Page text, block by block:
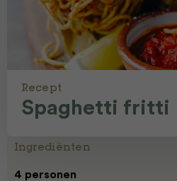
Recept
Spaghetti fritti
Ingrediënten
4 personen